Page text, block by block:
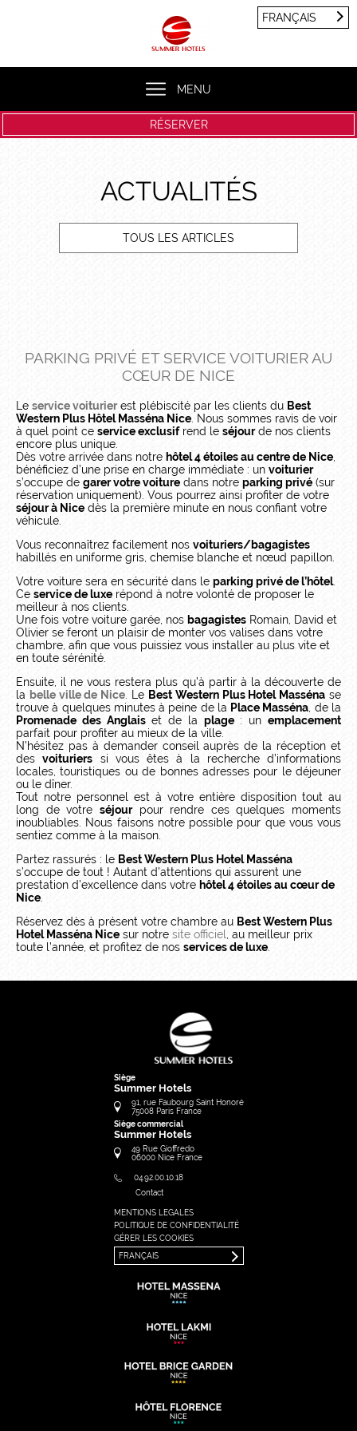
MENU
FRANÇAIS
RÉSERVER
ACTUALITÉS
TOUS LES ARTICLES
PARKING PRIVÉ ET SERVICE VOITURIER AU
CŒUR DE NICE
Le service voiturierest plébiscité par les clients du Best
Western Plus Hôtel Masséna Nice . Nous sommes ravis de voir
à quel point ce service exclusifrend le séjourde nos clients
encore plus unique.
Dès votre arrivée dans notre hôtel 4 étoiles au centre de Nice
bénéficiez d’une prise en charge immédiate : un voiturier
s’occupe de garer votre voiture dans notre parking privé (sur
réservation uniquement). Vous pourrez ainsi profiter de votre
séjour à Nice dès la première minute en nous confiant votre
véhicule.
Vous reconnaîtrez facilement nos voituriers/bagagistes
habillés en uniforme gris, chemise blanche et nœud papillon.
Votre voiture sera en sécurité dans le parking privé de l’hôtel.
Ce service de luxe répond à notre volonté de proposer le
meilleur à nos clients.
Une fois votre voiture garée, nos bagagistes Romain, David et
Olivier se feront un plaisir de monter vos valises dans votre
chambre, afin que vous puissiez vous installer au plus vite et
en toute sérénité.
Ensuite, il ne vous restera plus qu’à partir à la découverte de
la belle ville de Nice . Le Best Western Plus Hotel Masséna se
trouve à quelques minutes à peine de la Place Masséna , de la
Promenade des Anglaiset de la plage: unemplacement
parfait pour profiter au mieux de la ville.
N’hésitez pas à demander conseil auprès de la réception et
desvoituriers si vous êtes à la recherche d’informations
locales, touristiques ou de bonnes adresses pour le déjeuner
ou le dîner.
Tout notre personnel est à votre entière disposition tout au
long de votre séjourpour rendre ces quelques moments
inoubliables. Nous faisons notre possible pour que vous vous
sentiez comme à la maison.
Partez rassurés : le Best Western Plus Hotel Masséna
s’occupe de tout ! Autant d’attentions qui assurent une
prestation d’excellence dans votre hôtel 4 étoiles au cœur de
Nice
Réservez dès à présent votre chambre au Best Western Plus
Hotel Masséna Nice sur notre site officiel , au meilleur prix
toute l’année, et profitez de nos services de luxe
Siège
Summer Hotels
91, rue Faubourg Saint Honoré
75008 Paris France
Siège commercial
Summer Hotels
49 Rue Gioffredo
06000 Nice France
04.92.00.10.18
Contact
MENTIONS LEGALES
POLITIQUE DE CONFIDENTIALITÉ
GÉRER LES COOKIES
FRANÇAIS
FRANÇAIS
ENGLISH